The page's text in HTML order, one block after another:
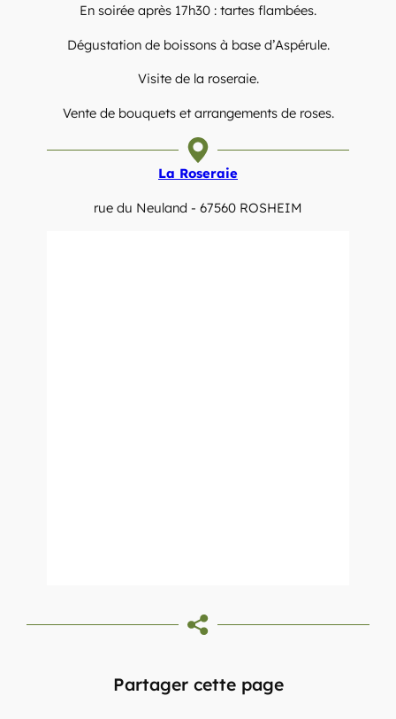
En soirée après 17h30 : tartes flambées.
Dégustation de boissons à base d’Aspérule.
Visite de la roseraie.
Vente de bouquets et arrangements de roses.
La Roseraie
rue du Neuland - 67560 ROSHEIM
Partager cette page